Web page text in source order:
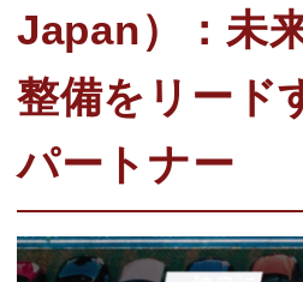
Japan）：未
整備をリード
パートナー